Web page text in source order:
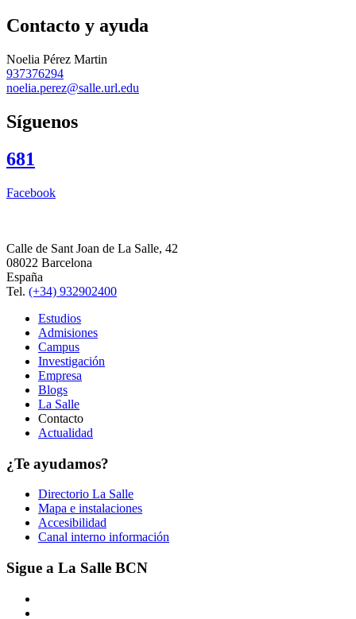
Contacto y ayuda
Noelia Pérez Martin
937376294
noelia.perez@salle.url.edu
Síguenos
681
Facebook
Calle de Sant Joan de La Salle, 42
08022 Barcelona
España
Tel. (+34) 932902400
Estudios
Admisiones
Campus
Investigación
Empresa
Blogs
La Salle
Contacto
Actualidad
¿Te ayudamos?
Directorio La Salle
Mapa e instalaciones
Accesibilidad
Canal interno información
Sigue a La Salle BCN